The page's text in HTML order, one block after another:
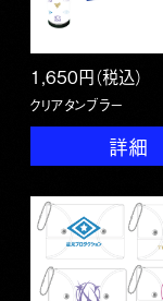
1,650円（税込）
クリアタンブラー
詳細